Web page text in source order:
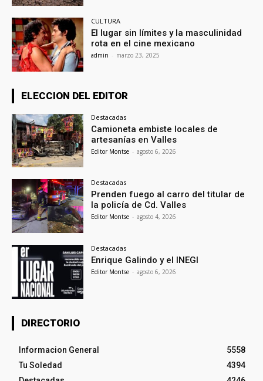
CULTURA
El lugar sin límites y la masculinidad
rota en el cine mexicano
admin - marzo 23, 2025
ELECCION DEL EDITOR
Destacadas
Camioneta embiste locales de
artesanías en Valles
Editor Montse - agosto 6, 2026
Destacadas
Prenden fuego al carro del titular de
la policía de Cd. Valles
Editor Montse - agosto 4, 2026
Destacadas
Enrique Galindo y el INEGI
Editor Montse - agosto 6, 2026
DIRECTORIO
Informacion General
5558
Tu Soledad
4394